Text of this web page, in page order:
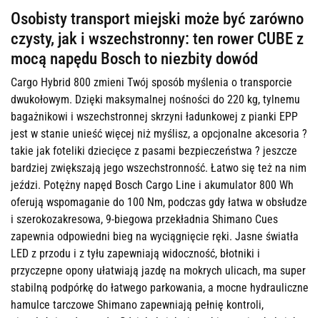
Osobisty transport miejski może być zarówno
czysty, jak i wszechstronny: ten rower CUBE z
mocą napędu Bosch to niezbity dowód
Cargo Hybrid 800 zmieni Twój sposób myślenia o transporcie
dwukołowym. Dzięki maksymalnej nośności do 220 kg, tylnemu
bagażnikowi i wszechstronnej skrzyni ładunkowej z pianki EPP
jest w stanie unieść więcej niż myślisz, a opcjonalne akcesoria ?
takie jak foteliki dziecięce z pasami bezpieczeństwa ? jeszcze
bardziej zwiększają jego wszechstronność. Łatwo się też na nim
jeździ. Potężny napęd Bosch Cargo Line i akumulator 800 Wh
oferują wspomaganie do 100 Nm, podczas gdy łatwa w obsłudze
i szerokozakresowa, 9-biegowa przekładnia Shimano Cues
zapewnia odpowiedni bieg na wyciągnięcie ręki. Jasne światła
LED z przodu i z tyłu zapewniają widoczność, błotniki i
przyczepne opony ułatwiają jazdę na mokrych ulicach, ma super
stabilną podpórkę do łatwego parkowania, a mocne hydrauliczne
hamulce tarczowe Shimano zapewniają pełnię kontroli,